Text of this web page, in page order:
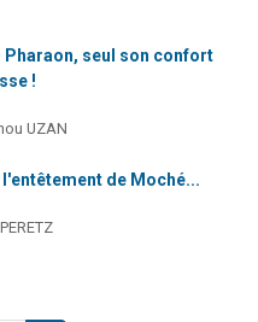
Pharaon, seul son confort
!
UZAN
l'entêtement de Moché...